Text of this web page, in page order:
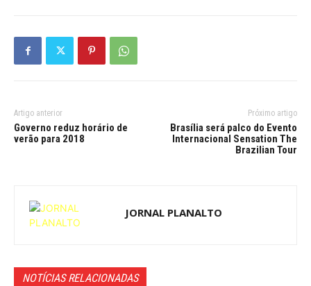
Artigo anterior
Governo reduz horário de
verão para 2018
Próximo artigo
Brasília será palco do Evento
Internacional Sensation The
Brazilian Tour
JORNAL PLANALTO
NOTÍCIAS RELACIONADAS